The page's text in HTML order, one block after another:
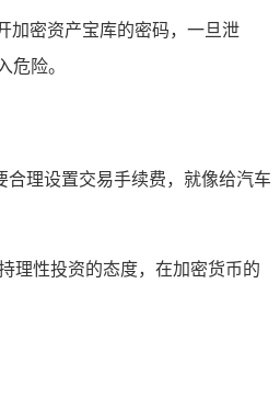
加密资产宝库的密码，一旦泄
危险。
理设置交易手续费，就像给汽车
理性投资的态度，在加密货币的